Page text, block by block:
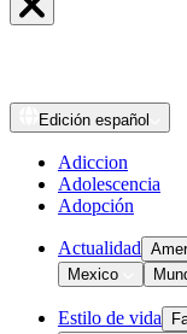
Edición español
Adiccion
Adolescencia
Adopción
Actualidad
Mexico
Estilo de vida